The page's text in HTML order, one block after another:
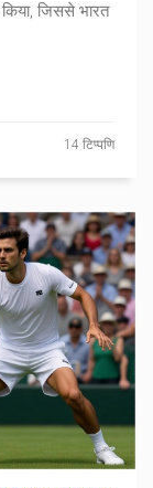
जिससे भारत
14 टिप्पणि